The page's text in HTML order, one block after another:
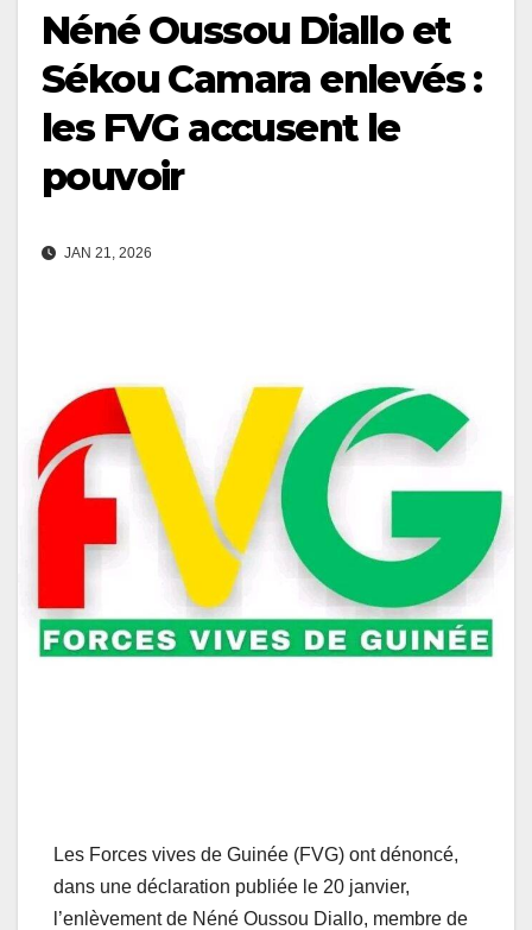
Néné Oussou Diallo et
Sékou Camara enlevés :
les FVG accusent le
pouvoir
JAN 21, 2026
Les Forces vives de Guinée (FVG) ont dénoncé,
dans une déclaration publiée le 20 janvier,
l’enlèvement de Néné Oussou Diallo, membre de